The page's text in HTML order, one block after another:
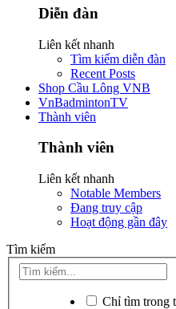
Diễn đàn
Liên kết nhanh
Tìm kiếm diễn đàn
Recent Posts
Shop Cầu Lông VNB
VnBadmintonTV
Thành viên
Thành viên
Liên kết nhanh
Notable Members
Đang truy cập
Hoạt động gần đây
Tìm kiếm
Chỉ tìm trong